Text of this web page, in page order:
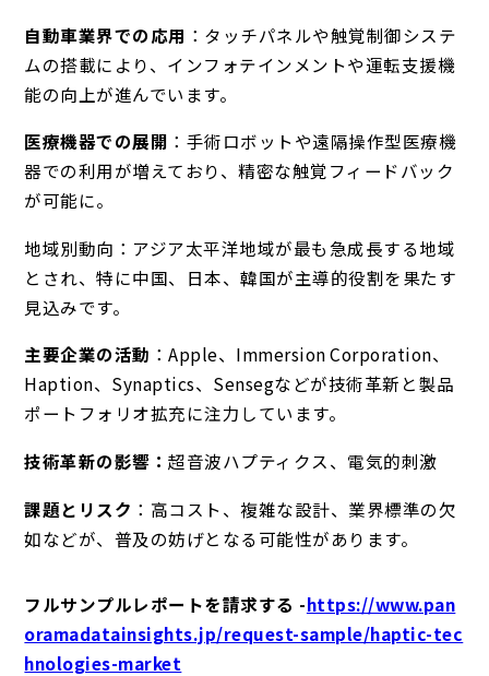
自動車業界での応用 ：タッチパネルや触覚制御システ
ムの搭載により、インフォテインメントや運転支援機
能の向上が進んでいます。
医療機器での展開 ：手術ロボットや遠隔操作型医療機
器での利用が増えており、精密な触覚フィードバック
が可能に。
地域別動向：アジア太平洋地域が最も急成長する地域
とされ、特に中国、日本、韓国が主導的役割を果たす
見込みです。
主要企業の活動 ：Apple、Immersion Corporation、
Haption、Synaptics、Sensegなどが技術革新と製品
ポートフォリオ拡充に注力しています。
技術革新の影響：超音波ハプティクス、電気的刺激
課題とリスク ：高コスト、複雑な設計、業界標準の欠
如などが、普及の妨げとなる可能性があります。
フルサンプルレポートを請求する -https://www.pan
oramadatainsights.jp/request-sample/haptic-tec
hnologies-market